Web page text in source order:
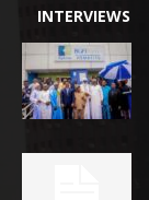
INTERVIEWS